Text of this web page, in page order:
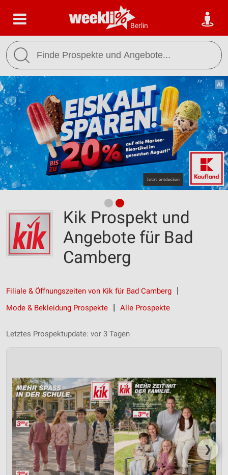
Berlin
Kik Prospekt und
Angebote für Bad
Camberg
Filiale & Öffnungszeiten von Kik für Bad Camberg
Mode & Bekleidung Prospekte
Alle Prospekte
Letztes Prospektupdate: vor 3 Tagen
❯